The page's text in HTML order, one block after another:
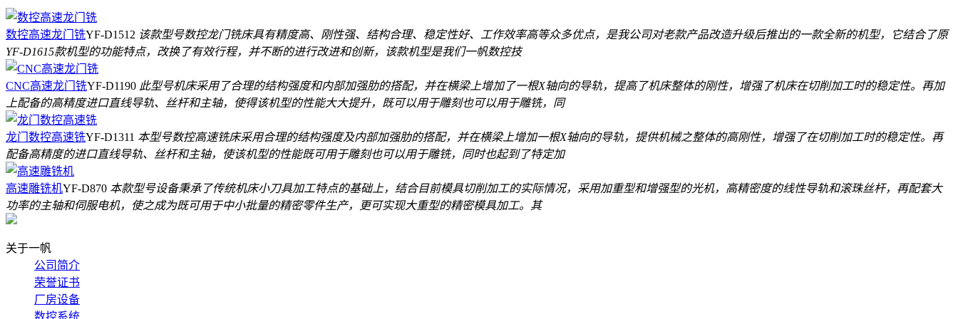
数控高速龙门铣YF-D1512 该款型号数控龙门铣床具有精度高、刚性强、结构合理、稳定性好、工作效率高等众多优点，是我公司对老款产品改造升级后推出的一款全新的机型，它结合了原
YF-D1615款机型的功能特点，改换了有效行程，并不断的进行改进和创新，该款机型是我们一帆数控技
CNC高速龙门铣YF-D1190 此型号机床采用了合理的结构强度和内部加强肋的搭配，并在横梁上增加了一根X轴向的导轨，提高了机床整体的刚性，增强了机床在切削加工时的稳定性。再加
上配备的高精度进口直线导轨、丝杆和主轴，使得该机型的性能大大提升，既可以用于雕刻也可以用于雕铣，同
龙门数控高速铣YF-D1311 本型号数控高速铣床采用合理的结构强度及内部加强肋的搭配，并在横梁上增加一根X轴向的导轨，提供机械之整体的高刚性，增强了在切削加工时的稳定性。再
配备高精度的进口直线导轨、丝杆和主轴，使该机型的性能既可用于雕刻也可以用于雕铣，同时也起到了特定加
高速雕铣机YF-D870 本款型号设备秉承了传统机床小刀具加工特点的基础上，结合目前模具切削加工的实际情况，采用加重型和增强型的光机，高精密度的线性导轨和滚珠丝杆，再配套大
功率的主轴和伺服电机，使之成为既可用于中小批量的精密零件生产，更可实现大重型的精密模具加工。其
关于一帆
公司简介
荣誉证书
厂房设备
数控系统